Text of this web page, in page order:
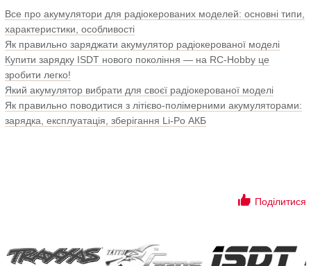
Все про акумулятори для радіокерованих моделей: основні типи,
характеристики, особливості
Як правильно заряджати акумулятор радіокерованої моделі
Купити зарядку ISDT нового покоління — на RC-Hobby це
зробити легко!
Який акумулятор вибрати для своєї радіокерованої моделі
Як правильно поводитися з літієво-полімерними акумуляторами:
зарядка, експлуатація, зберігання Li-Po АКБ
Поділитися